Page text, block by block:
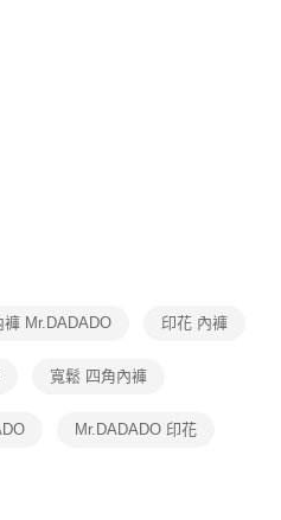
)免運費
)免運費
)免運費
褲 Mr.DADADO 印花 內褲
寬鬆 四角內褲
Mr.DADADO 印花